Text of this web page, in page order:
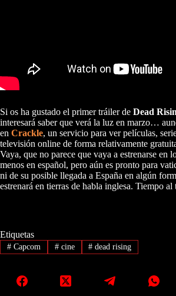
Si os ha gustado el primer tráiler de Dead
interesará saber que verá la luz en marzo…
en Crackle, un servicio para ver películas,
televisión online de forma relativamente
Vaya, que no parece que vaya a estrenarse en
menos en español, pero aún es pronto para
ni de su posible llegada a España en algún
estrenará en tierras de habla inglesa. Tiempo al
Etiquetas
#Capcom #cine # dead rising